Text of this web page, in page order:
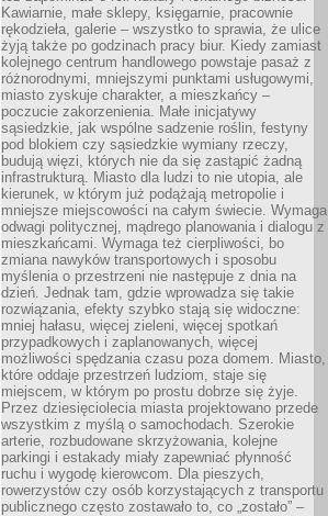
Kawiarnie, małe sklepy, księgarnie, pracownie
rękodzieła, galerie – wszystko to sprawia, że ulice
żyją także po godzinach pracy biur. Kiedy zamiast
kolejnego centrum handlowego powstaje pasaż z
różnorodnymi, mniejszymi punktami usługowymi,
miasto zyskuje charakter, a mieszkańcy –
poczucie zakorzenienia. Małe inicjatywy
sąsiedzkie, jak wspólne sadzenie roślin, festyny
pod blokiem czy sąsiedzkie wymiany rzeczy,
budują więzi, których nie da się zastąpić żadną
infrastrukturą. Miasto dla ludzi to nie utopia, ale
kierunek, w którym już podążają metropolie i
mniejsze miejscowości na całym świecie. Wymaga
odwagi politycznej, mądrego planowania i dialogu z
mieszkańcami. Wymaga też cierpliwości, bo
zmiana nawyków transportowych i sposobu
myślenia o przestrzeni nie następuje z dnia na
dzień. Jednak tam, gdzie wprowadza się takie
rozwiązania, efekty szybko stają się widoczne:
mniej hałasu, więcej zieleni, więcej spotkań
przypadkowych i zaplanowanych, więcej
możliwości spędzania czasu poza domem. Miasto,
które oddaje przestrzeń ludziom, staje się
miejscem, w którym po prostu dobrze się żyje.
Przez dziesięciolecia miasta projektowano przede
wszystkim z myślą o samochodach. Szerokie
arterie, rozbudowane skrzyżowania, kolejne
parkingi i estakady miały zapewniać płynność
ruchu i wygodę kierowcom. Dla pieszych,
rowerzystów czy osób korzystających z transportu
publicznego często zostawało to, co „zostało” –